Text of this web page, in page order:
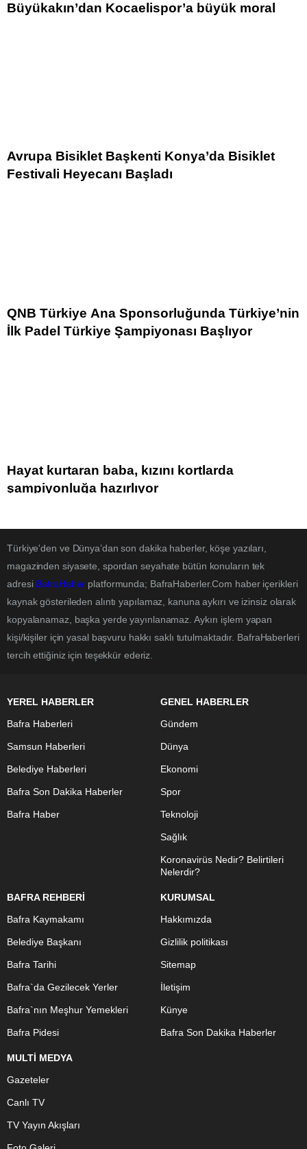
Büyükakın’dan Kocaelispor’a büyük moral
Avrupa Bisiklet Başkenti Konya’da Bisiklet
Festivali Heyecanı Başladı
QNB Türkiye Ana Sponsorluğunda Türkiye’nin
İlk Padel Türkiye Şampiyonası Başlıyor
Hayat kurtaran baba, kızını kortlarda
şampiyonluğa hazırlıyor
Türkiye'den ve Dünya’dan son dakika haberler, köşe yazıları,
magazinden siyasete, spordan seyahate bütün konuların tek
adresi BafraHaber platformunda; BafraHaberler.Com haber içerikleri
kaynak gösterileden alıntı yapılamaz, kanuna aykırı ve izinsiz olarak
kopyalanamaz, başka yerde yayınlanamaz. Aykırı işlem yapan
kişi/kişiler için yasal başvuru hakkı saklı tutulmaktadır. BafraHaberleri
tercih ettiğiniz için teşekkür ederiz.
YEREL HABERLER
Bafra Haberleri
Samsun Haberleri
Belediye Haberleri
Bafra Son Dakika Haberler
Bafra Haber
GENEL HABERLER
Gündem
Dünya
Ekonomi
Spor
Teknoloji
Sağlık
Koronavirüs Nedir? Belirtileri
Nelerdir?
BAFRA REHBERİ
Bafra Kaymakamı
Belediye Başkanı
Bafra Tarihi
Bafra`da Gezilecek Yerler
Bafra`nın Meşhur Yemekleri
Bafra Pidesi
KURUMSAL
Hakkımızda
Gizlilik politikası
Sitemap
İletişim
Künye
Bafra Son Dakika Haberler
MULTİ MEDYA
Gazeteler
Canlı TV
TV Yayın Akışları